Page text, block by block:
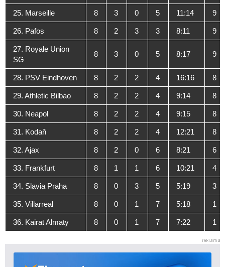
25. Marseille 8 3 0 5 11:14 9
26. Pafos 8 2 3 3 8:11 9
27. Royale Union
SG
8 3 0 5 8:17 9
28. PSV Eindhoven 8 2 2 4 16:16 8
29. Athletic Bilbao 8 2 2 4 9:14 8
30. Neapol 8 2 2 4 9:15 8
31. Kodaň 8 2 2 4 12:21 8
32. Ajax 8 2 0 6 8:21 6
33. Frankfurt 8 1 1 6 10:21 4
34. Slavia Praha 8 0 3 5 5:19 3
35. Villarreal 8 0 1 7 5:18 1
36. Kairat Almaty 8 0 1 7 7:22 1